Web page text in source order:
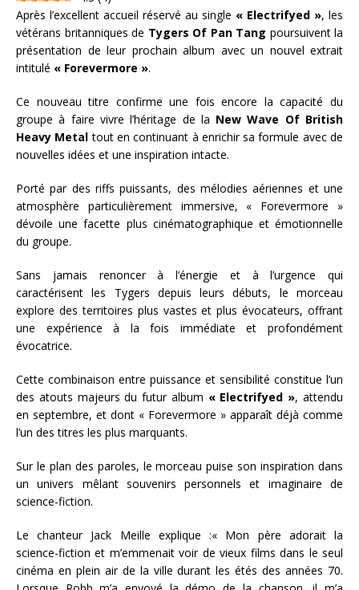
Après l’excellent accueil réservé au single « Electrifyed », les
vétérans britanniques de Tygers Of Pan Tang poursuivent la
présentation de leur prochain album avec un nouvel extrait
intitulé « Forevermore ».
Ce nouveau titre confirme une fois encore la capacité du
groupe à faire vivre l’héritage de la New Wave Of British
Heavy Metal tout en continuant à enrichir sa formule avec de
nouvelles idées et une inspiration intacte.
Porté par des riffs puissants, des mélodies aériennes et une
atmosphère particulièrement immersive, « Forevermore »
dévoile une facette plus cinématographique et émotionnelle
du groupe.
Sans jamais renoncer à l’énergie et à l’urgence qui
caractérisent les Tygers depuis leurs débuts, le morceau
explore des territoires plus vastes et plus évocateurs, offrant
une expérience à la fois immédiate et profondément
évocatrice.
Cette combinaison entre puissance et sensibilité constitue l’un
des atouts majeurs du futur album « Electrifyed », attendu
en septembre, et dont « Forevermore » apparaît déjà comme
l’un des titres les plus marquants.
Sur le plan des paroles, le morceau puise son inspiration dans
un univers mêlant souvenirs personnels et imaginaire de
science-fiction.
Le chanteur Jack Meille explique :« Mon père adorait la
science-fiction et m’emmenait voir de vieux films dans le seul
cinéma en plein air de la ville durant les étés des années 70.